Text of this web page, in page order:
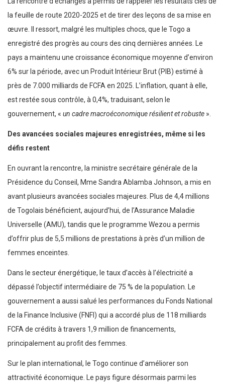
la feuille de route 2020-2025 et de tirer des leçons de sa mise en
œuvre. Il ressort, malgré les multiples chocs, que le Togo a
enregistré des progrès au cours des cinq dernières années. Le
pays a maintenu une croissance économique moyenne d’environ
6% sur la période, avec un Produit Intérieur Brut (PIB) estimé à
près de 7.000 milliards de FCFA en 2025. L’inflation, quant à elle,
est restée sous contrôle, à 0,4%, traduisant, selon le
gouvernement, « un cadre macroéconomique résilient et robuste ».
Des avancées sociales majeures enregistrées, même si les
défis restent
En ouvrant la rencontre, la ministre secrétaire générale de la
Présidence du Conseil, Mme Sandra Ablamba Johnson, a mis en
avant plusieurs avancées sociales majeures. Plus de 4,4 millions
de Togolais bénéficient, aujourd’hui, de l’Assurance Maladie
Universelle (AMU), tandis que le programme Wezou a permis
d’offrir plus de 5,5 millions de prestations à près d’un million de
femmes enceintes.
Dans le secteur énergétique, le taux d’accès à l’électricité a
dépassé l’objectif intermédiaire de 75 % de la population. Le
gouvernement a aussi salué les performances du Fonds National
de la Finance Inclusive (FNFI) qui a accordé plus de 118 milliards
FCFA de crédits à travers 1,9 million de financements,
principalement au profit des femmes.
Sur le plan international, le Togo continue d’améliorer son
attractivité économique. Le pays figure désormais parmi les